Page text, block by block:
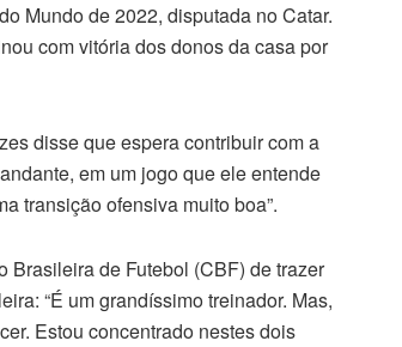
Mundo de 2022, disputada no Catar.
com vitória dos donos da casa por
disse que espera contribuir com a
em um jogo que ele entende
transição ofensiva muito boa”.
Brasileira de Futebol (CBF) de trazer
“É um grandíssimo treinador. Mas,
Estou concentrado nestes dois